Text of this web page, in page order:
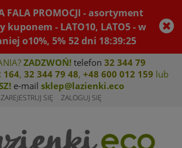
FALA PROMOCJI - asortyment
kuponem - LATO10, LATO5 - w
o10%, 5% 52dni 18:39:25
ZADZWOŃ! telefon 32 344 79
164, 32 344 79 48, +48 600 012 159 lub
e-mail sklep@lazienki.eco
ZAREJESTRUJ SIĘ ZALOGUJ SIĘ